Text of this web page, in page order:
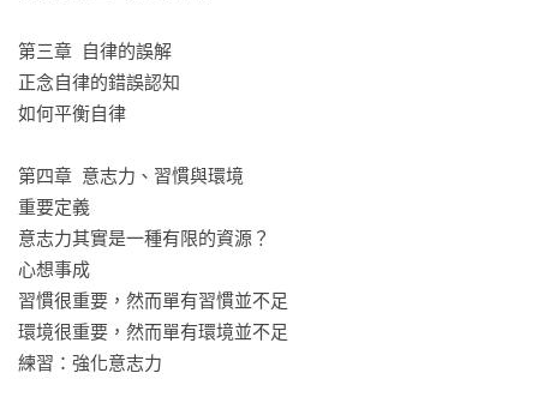
第三章  自律的誤解
正念自律的錯誤認知
如何平衡自律
第四章  意志力、習慣與環境
重要定義
意志力其實是一種有限的資源？
心想事成
習慣很重要，然而單有習慣並不足
環境很重要，然而單有環境並不足
練習：強化意志力